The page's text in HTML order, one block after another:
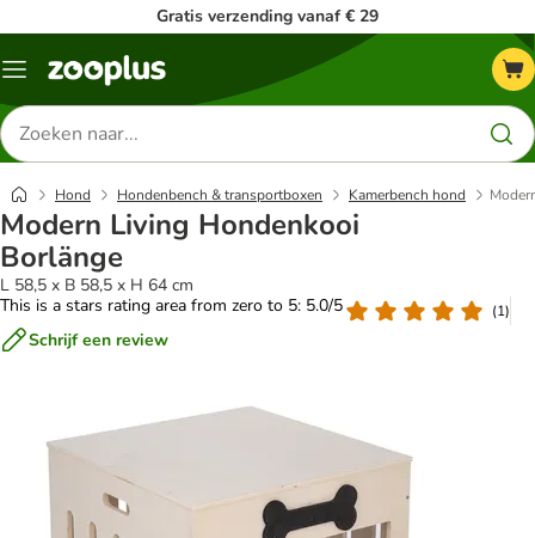
Gratis verzending vanaf € 29
Menu
Zoeken
naar
producten
Hond Hondenbench & transportboxen Kamerbench hond
Modern Living Hondenkooi
Borlänge
L 58,5 x B 58,5 x H 64 cm
This is a stars rating area from zero to 5: 5.0/5
(1)
Schrijf een review